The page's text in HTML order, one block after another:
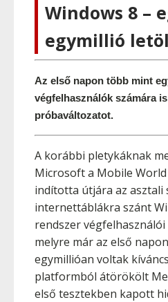
Windows 8 –
egymillió
Az első napon több mint
végfelhasználók számára
próbaváltozatot.
A korábbi pletykáknak
Microsoft a Mobile
indította útjára az asztali
internettáblákra szánt
rendszer végfelhasználói
melyre már az első
egymillióan voltak
platformból átörökölt
első tesztekben kapott